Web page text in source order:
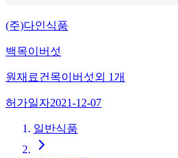
(주)다인식품
백목이버섯
원재료건목이버섯외 1개
허가일자2021-12-07
일반식품